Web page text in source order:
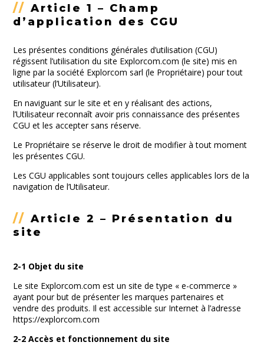
//Article 1 – Champ
d’application des CGU
Les présentes conditions générales d’utilisation (CGU)
régissent l’utilisation du site Explorcom.com (le site) mis en
ligne par la société Explorcom sarl (le Propriétaire) pour tout
utilisateur (l’Utilisateur).
En naviguant sur le site et en y réalisant des actions,
l’Utilisateur reconnaît avoir pris connaissance des présentes
CGU et les accepter sans réserve.
Le Propriétaire se réserve le droit de modifier à tout moment
les présentes CGU.
Les CGU applicables sont toujours celles applicables lors de la
navigation de l’Utilisateur.
//Article 2 – Présentation du
site
2-1 Objet du site
Le site Explorcom.com est un site de type « e-commerce »
ayant pour but de présenter les marques partenaires et
vendre des produits. Il est accessible sur Internet à l’adresse
https://explorcom.com
2-2 Accès et fonctionnement du site